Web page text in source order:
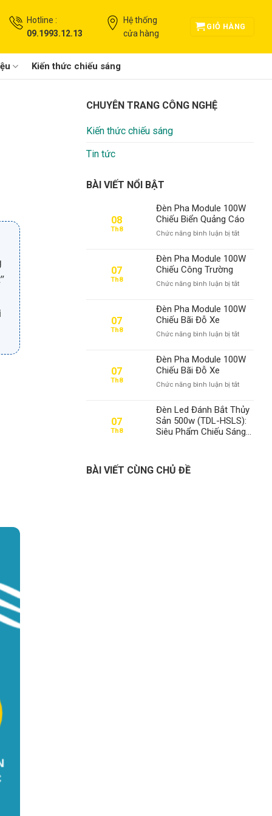
Hotline :
09.1993.12.13
Hệ thống
cửa hàng
GIỎ HÀNG
Kiến thức chiếu sáng
CHUYÊN TRANG CÔNG NGHỆ
Kiến thức chiếu sáng
Tin tức
BÀI VIẾT NỔI BẬT
08
Th8
Đèn Pha Module 100W
Chiếu Biển Quảng Cáo
Chức năng bình luận bị tắtở
Pha
Module
Chiếu
Quảng
07
Th8
Đèn Pha Module 100W
Chiếu Công Trường
Chức năng bình luận bị tắtở
Pha
Module
Chiếu
Trường
07
Th8
Đèn Pha Module 100W
Chiếu Bãi Đỗ Xe
Chức năng bình luận bị tắtở
Pha
Module
Chiếu
Đỗ
Xe
07
Th8
Đèn Pha Module 100W
Chiếu Bãi Đỗ Xe
Chức năng bình luận bị tắtở
Pha
Module
100W
Chiếu
07
Th8
Đèn Led Đánh Bắt Thủy
Sản 500w (TDL-HSLS):
Siêu Phẩm Chiếu Sáng
BÀI VIẾT CÙNG CHỦ ĐỀ